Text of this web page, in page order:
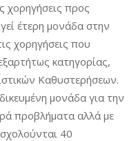
χορηγήσεις προς
έτερη μονάδα στην
χορηγήσεις που
κατηγορίας,
Καθυστερήσεων.
μονάδα για την
προβλήματα αλλά με
40